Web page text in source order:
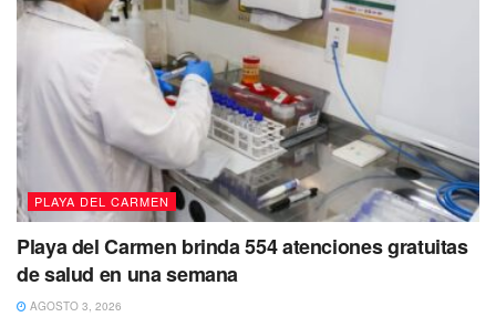
PLAYA DEL CARMEN
Playa del Carmen brinda 554 atenciones gratuitas
de salud en una semana
AGOSTO 3, 2026